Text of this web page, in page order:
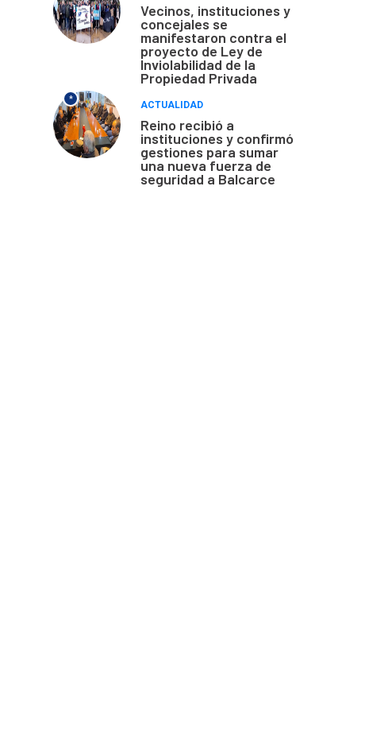
Vecinos, instituciones y
concejales se
manifestaron contra el
proyecto de Ley de
Inviolabilidad de la
Propiedad Privada
*
ACTUALIDAD
Reino recibió a
instituciones y confirmó
gestiones para sumar
una nueva fuerza de
seguridad a Balcarce